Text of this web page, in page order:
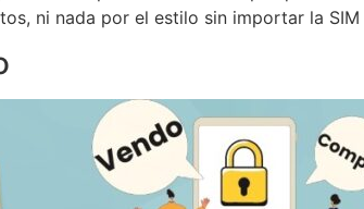
ni nada por el estilo sin importar la